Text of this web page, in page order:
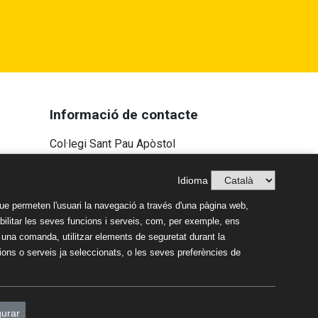
Informació de contacte
Col·legi Sant Pau Apòstol
681 187 578
Correu electrònic:
colsantpau@colsantpau.com
Idioma
permeten l'usuari la navegació a través d'una pàgina web,
les seves funcions i serveis, com, per exemple, ens
comanda, utilitzar elements de seguretat durant la
o serveis ja seleccionats, o les seves preferències de